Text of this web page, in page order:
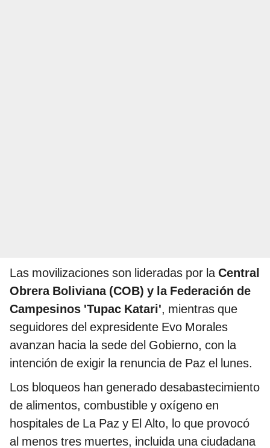
Las movilizaciones son lideradas por laCentral
Obrera Boliviana (COB) y la Federación de
Campesinos 'Tupac Katari', mientras que
seguidores del expresidente Evo Morales
avanzan hacia la sede del Gobierno, con la
intención de exigir la renuncia de Paz el lunes.
Los bloqueos han generado desabastecimiento
de alimentos, combustible y oxígeno en
hospitales de La Paz y El Alto, lo que provocó
al menos tres muertes, incluida una ciudadana